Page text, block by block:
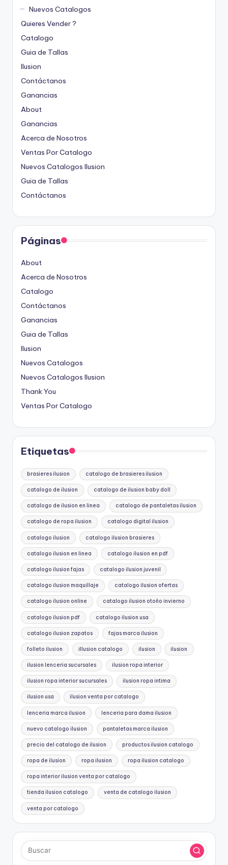
Nuevos Catalogos
Quieres Vender ?
Catalogo
Guia de Tallas
Ilusion
Contáctanos
Ganancias
About
Ganancias
Acerca de Nosotros
Ventas Por Catalogo
Nuevos Catalogos Ilusion
Guia de Tallas
Contáctanos
Páginas
About
Acerca de Nosotros
Catalogo
Contáctanos
Ganancias
Guia de Tallas
Ilusion
Nuevos Catalogos
Nuevos Catalogos Ilusion
Thank You
Ventas Por Catalogo
Etiquetas
brasieres ilusion catalogo de brasieres ilusion
catalogo de ilusion catalogo de ilusion baby doll
catalogo de ilusion en linea catalogo de pantaletas ilusion
catalogo de ropa ilusion catalogo digital ilusion
catalogo ilusion catalogo ilusion brasieres
catalogo ilusion en linea catalogo ilusion en pdf
catalogo ilusion fajas catalogo ilusion juvenil
catalogo ilusion maquillaje catalogo ilusion ofertas
catalogo ilusion online catalogo ilusion otoño invierno
catalogo ilusion pdf catalogo ilusion usa
catalogo ilusion zapatos fajas marca ilusion
folleto ilusion illusion catalogo ilusion ilusion
ilusion lenceria sucursales ilusion ropa interior
ilusion ropa interior sucursales ilusion ropa intima
ilusion usa ilusion venta por catalogo
lenceria marca ilusion lenceria para dama ilusion
nuevo catalogo ilusion pantaletas marca ilusion
precio del catalogo de ilusion productos ilusion catalogo
ropa de ilusion ropa ilusion ropa ilusion catalogo
ropa interior ilusion venta por catalogo
tienda ilusion catalogo venta de catalogo ilusion
venta por catalogo